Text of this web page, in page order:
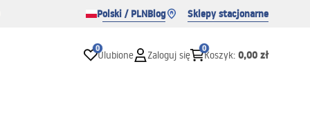
Polski / PLNBlog Sklepy stacjonarne
0
Ulubione Zaloguj się
0
Koszyk: 0,00 zł